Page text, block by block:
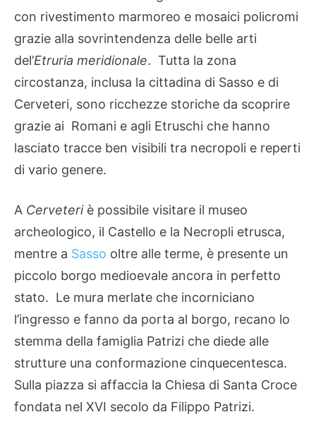
con rivestimento marmoreo e mosaici policromi
grazie alla sovrintendenza delle belle arti
del’Etruria meridionale. Tutta la zona
circostanza, inclusa la cittadina di Sasso e di
Cerveteri, sono ricchezze storiche da scoprire
grazie ai Romani e agli Etruschi che hanno
lasciato tracce ben visibili tra necropoli e reperti
di vario genere.
A Cerveteriè possibile visitare il museo
archeologico, il Castello e la Necropli etrusca,
mentre a Sasso oltre alle terme, è presente un
piccolo borgo medioevale ancora in perfetto
stato. Le mura merlate che incorniciano
l’ingresso e fanno da porta al borgo, recano lo
stemma della famiglia Patrizi che diede alle
strutture una conformazione cinquecentesca.
Sulla piazza si affaccia la Chiesa di Santa Croce
fondata nel XVI secolo da Filippo Patrizi.